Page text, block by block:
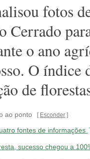
fotos
Cerrado
o ano
O índice
de
ao ponto Esconder
fontes de informações
sucesso chegou a